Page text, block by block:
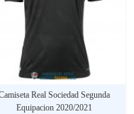
Real Sociedad Segunda
Equipacion 2020/2021